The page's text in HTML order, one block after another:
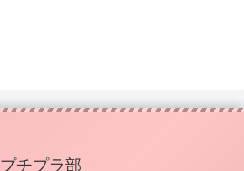
プチプラ部